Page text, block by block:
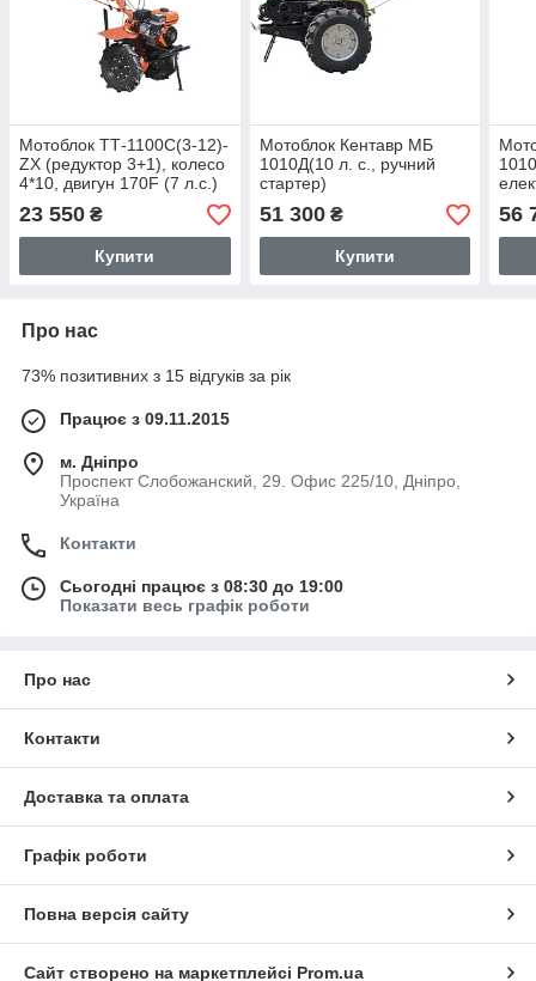
Мотоблок ТТ-1100С(3-12)-
ZX (редуктор 3+1), колесо
4*10, двигун 170F (7 л.с.)
— бензин
23 550 ₴
Купити
Мотоблок Кентавр МБ
1010Д(10 л. с., ручний
стартер)
51 300₴
Купити
56
Про нас
73% позитивних з 15 відгуків за рік
Працює з 09.11.2015
м. Дніпро
Проспект Слобожанский, 29. Офис 225/10, Дніпро,
Україна
Контакти
Сьогодні працює з 08:30 до 19:00
Показати весь графік роботи
Про нас
Контакти
Доставка та оплата
Графік роботи
Повна версія сайту
Сайт створено на маркетплейсі Prom.ua